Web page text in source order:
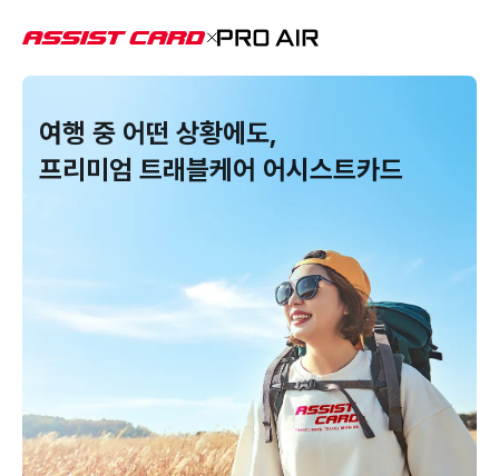
여행 중 어떤 상황에도,
프리미엄 트래블케어 어시스트카드